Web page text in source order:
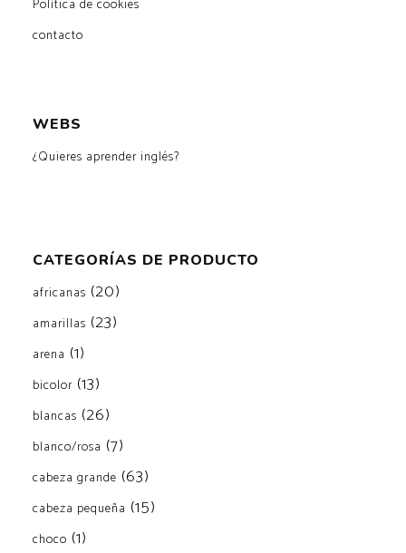
Política de cookies
contacto
WEBS
¿Quieres aprender inglés?
CATEGORÍAS DE PRODUCTO
africanas (20)
amarillas (23)
arena (1)
bicolor (13)
blancas (26)
blanco/rosa (7)
cabeza grande (63)
cabeza pequeña (15)
choco (1)